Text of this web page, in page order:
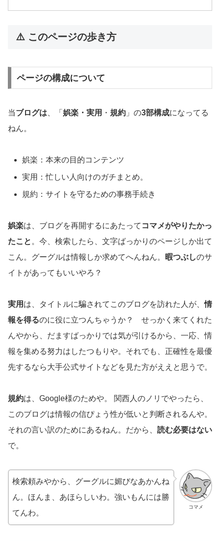
⚠️ このページの歩き方
ページの構成について
当ブログは 、「 娯楽・実用 ・ 規約 」の3部構成になってる
ねん。
娯楽：本来の目的コンテンツ
実用：忙しい人向けのガチまとめ。
規約：サイトを守るための事務手続き
娯楽は、ブログを再開するにあたって コマメがやりたかっ
たこと 。今、検索したら、文字ばっかりのページしか出て
こん。グーグルは情報しか求めてへんねん。
暇つぶしのサ
イトがあってもいいやろ？
実用 は、タイトルに騙されてこのブログを訪れた人が、情
報を得るのに役に立つんちゃうか？ せっかく来てくれた
んやから、だますばっかりでは気が引けるから、一応、情
報を集める努力はしたつもりや。それでも、正確性を最優
先するなら大手公式サイトなどを見た方がええと思うで。
規約は、Google様のためや。 関西人のノリでやったら、
このブログは情報の信ぴょう性が低いと判断されるんや。
それの言い訳のためにあるねん。だから、 読む必要はない
で。
コマメ
検索頼みやから、グーグルに媚びなあかんね
ん。ほんま、あほらしいわ。強いもんには勝
てんわ。